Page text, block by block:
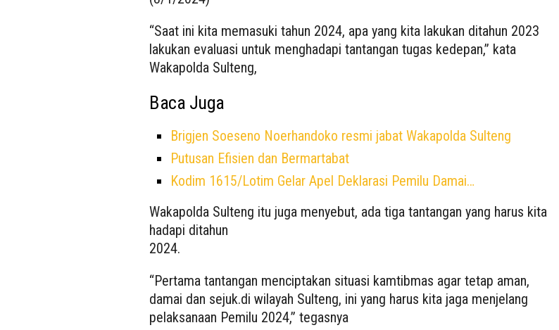
“Saat ini kita memasuki tahun 2024, apa yang kita lakukan ditahun 2023
lakukan evaluasi untuk menghadapi tantangan tugas kedepan,” kata
Wakapolda Sulteng,
Baca Juga
Brigjen Soeseno Noerhandoko resmi jabat Wakapolda Sulteng
Putusan Efisien dan Bermartabat
Kodim 1615/Lotim Gelar Apel Deklarasi Pemilu Damai…
Wakapolda Sulteng itu juga menyebut, ada tiga tantangan yang harus kita
hadapi ditahun
2024.
“Pertama tantangan menciptakan situasi kamtibmas agar tetap aman,
damai dan sejuk.di wilayah Sulteng, ini yang harus kita jaga menjelang
pelaksanaan Pemilu 2024,” tegasnya